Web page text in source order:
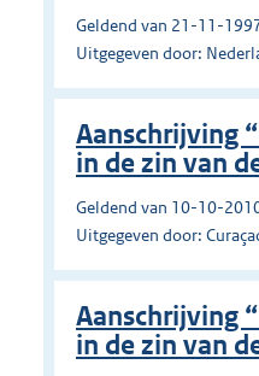
Geldend van 21-11-
Uitgegeven door:
Aanschrijving
in de zin van
Geldend van 10-10-
Uitgegeven door:
Aanschrijving
in de zin van